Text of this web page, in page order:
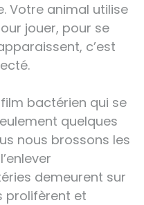
Votre animal utilise
jouer, pour se
c’est
bactérien qui se
quelques
nous brossons les
demeurent sur
prolifèrent et